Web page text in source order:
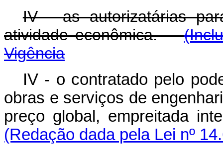
IV - as autorizatárias
atividade econômica.
Vigência
IV - o contratado pelo
obras e serviços de
preço global, empreitada
(Redação dada pela Lei nº